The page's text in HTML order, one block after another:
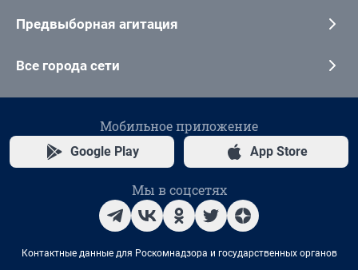
Предвыборная агитация
Все города сети
Мобильное приложение
Google Play App Store
Мы в соцсетях
Контактные данные для Роскомнадзора и государственных органов